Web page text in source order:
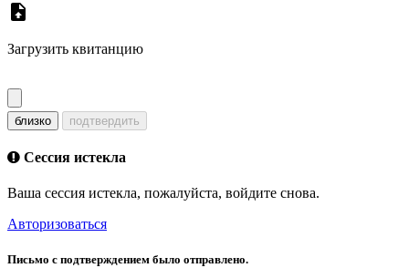
Загрузить квитанцию
близко подтвердить
Сессия истекла
Ваша сессия истекла, пожалуйста, войдите снова.
Авторизоваться
Письмо с подтверждением было отправлено.